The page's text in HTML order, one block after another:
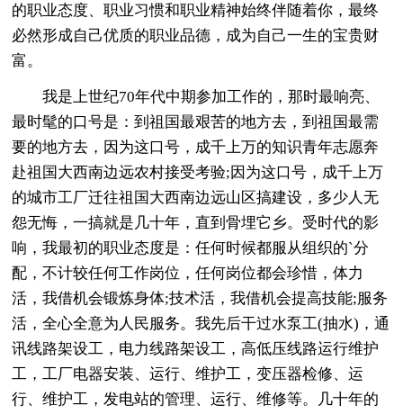
的职业态度、职业习惯和职业精神始终伴随着你，最终
必然形成自己优质的职业品德，成为自己一生的宝贵财
富。
我是上世纪70年代中期参加工作的，那时最响亮、
最时髦的口号是：到祖国最艰苦的地方去，到祖国最需
要的地方去，因为这口号，成千上万的知识青年志愿奔
赴祖国大西南边远农村接受考验;因为这口号，成千上万
的城市工厂迁往祖国大西南边远山区搞建设，多少人无
怨无悔，一搞就是几十年，直到骨埋它乡。受时代的影
响，我最初的职业态度是：任何时候都服从组织的`分
配，不计较任何工作岗位，任何岗位都会珍惜，体力
活，我借机会锻炼身体;技术活，我借机会提高技能;服务
活，全心全意为人民服务。我先后干过水泵工(抽水)，通
讯线路架设工，电力线路架设工，高低压线路运行维护
工，工厂电器安装、运行、维护工，变压器检修、运
行、维护工，发电站的管理、运行、维修等。几十年的